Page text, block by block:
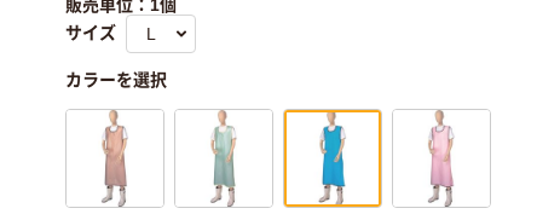
販売単位：1個
サイズ
カラーを選択